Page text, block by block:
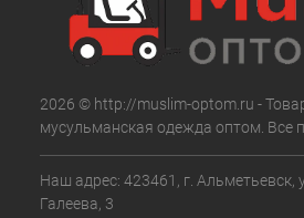
2026 © http://muslim-optom.ru -
мусульманская одежда оптом. Все
Наш адрес: 423461, г. Альметьевск,
Галеева, 3